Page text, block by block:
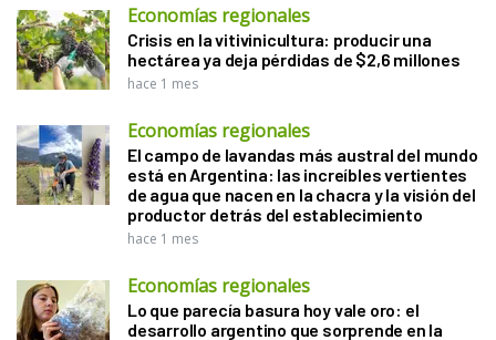
Economías regionales
Crisis en la vitivinicultura: producir una
hectárea ya deja pérdidas de $2,6 millones
hace 1 mes
Economías regionales
El campo de lavandas más austral del mundo
está en Argentina: las increíbles vertientes
de agua que nacen en la chacra y la visión del
productor detrás del establecimiento
hace 1 mes
Economías regionales
Lo que parecía basura hoy vale oro: el
desarrollo argentino que sorprende en la